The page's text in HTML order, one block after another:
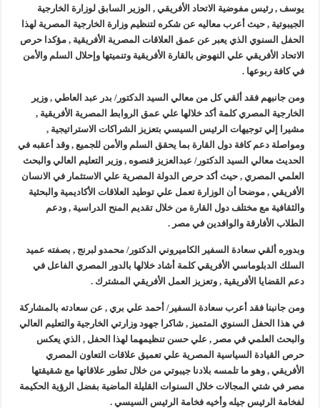
يوسف , رئيس مفوضية الاتحاد الأفريقي , الوزير السابق لوزارة الخارجية
الجيبوتية , حيث أعرب معاليه عن شكره لتنظيم وزارة الخارجية المصرية لهذا
الحفل السنوي الذي يعبر عن عمق العلاقات المصرية الأفريقية , مؤكدا حرص
الاتحاد الأفريقي علي النهوض بالقارة الأفريقية وتنميتها وإحلال السلم والأمن
في كافة ربوعها .
ومن جانبهم فقد ألقي كل من معالي السيد الدكتور/ بدر عبد العاطي , وزير
الخارجية المصري كلمة أكد خلالها علي عمق الروابط المصرية الأفريقية ,
مشيرا إلي توجيهات الرئيس السيسي بتعزيز الشراكات الاستراتيجية ,
ومواصلة دعم كافة دول القارة بما يحقق السلم والأمن للجميع , وقد أعقبه في
الحديث معالي السيد الدكتور/ عبدالعزيز قنصوه , وزير التعليم العالي والبحث
العلمي المصري , حيث أكد حرص الدولة المصرية علي الاستثمار في الانسان
الأفريقي , موضحا أن الوزارة تعمل علي توطيد العلاقات الأكاديمية والبحثية
والثقافية مع مختلف دول القارة من خلال تقديم المنح الدراسية , ودعم
الطلاب الأفارقة والوافدين في مصر .
وبدوره ألقي سعادة السفير الكاميروني الدكتور/ محمدو لبرنج , بصفته عميد
السلك الدبلوماسي الأفريقي كلمة أشاد خلالها بالدور المصري الفاعل في
دعم القضايا الأفريقية , وتعزيز العمل الأفريقي المشترك .
ومن جانبنا فقد أعرب سعادة السفير/ أحمد علي بري , عن سعادته بالمشاركة
في هذا الحفل السنوي المتميز , شاكرا جهود وزارتي الخارجية والتعليم العالي
والبحث العلمي في مصر , علي حسن تنظيمهما لهذا الحفل , الذي يعكس
حرص القيادة السياسية المصرية علي تعميق علاقات التعاون المصري
الأفريقي , وهو ما تلمسه بلادنا جيبوتي من خلال تطور علاقاتها مع شقيقتها
مصر في شتي المجالات خلال السنوات القليلة الماضية بفضل الرؤية الحكيمة
لفخامة الرئيس جيله وأخيه فخامة الرئيس السيسي .